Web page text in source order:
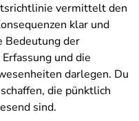
vermittelt den
klar und
Bedeutung der
und die
darlegen. Du
die pünktlich
sind.